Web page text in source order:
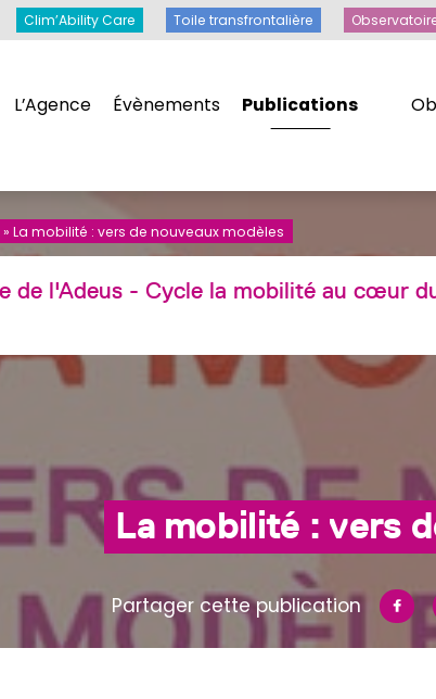
L’Agence Évènements Publications
Clim’Ability Care Toile transfrontalière
Clim’Ability Care Toile transfrontalière
» La mobilité : vers de nouveaux modèles
de l'Adeus - Cycle la mobilité au cœur
La mobilité : vers
Partager cette publication